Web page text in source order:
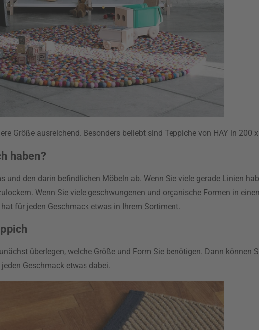
Größe ausreichend. Besonders beliebt sind Teppiche von HAY in 200
haben?
und den darin befindlichen Möbeln ab. Wenn Sie viele gerade Linien
Wenn Sie viele geschwungenen und organische Formen in
für jeden Geschmack etwas in Ihrem Sortiment.
überlegen, welche Größe und Form Sie benötigen. Dann können
Geschmack etwas dabei.